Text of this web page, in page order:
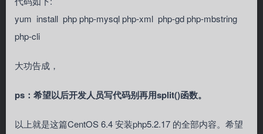
yum install php php-mysql php-xml php-gd php-mbstring
php-cli
大功告成，
ps：希望以后开发人员写代码别再用split()函数。
以上就是这篇CentOS 6.4 安装php5.2.17 的全部内容。希望